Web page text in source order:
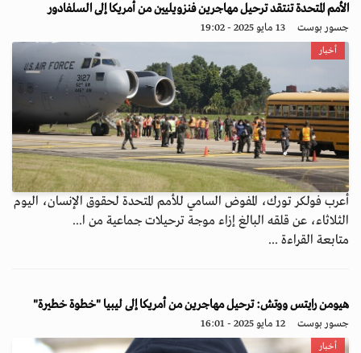
الأمم المتحدة تنتقد ترحيل مهاجرين فنزويليين من أمريكا إلى السلفادور
جسور بوست 13 مايو 2025 - 19:02
أخبار
أعرب فولكر تورك، المفوض السامي للأمم المتحدة لحقوق الإنسان، اليوم
الثلاثاء، عن قلقه البالغ إزاء موجة ترحيلات جماعية من ا...
متابعة القراءة ...
هيومن رايتس ووتش: ترحيل مهاجرين من أمريكا إلى ليبيا "خطوة خطيرة"
جسور بوست 12 مايو 2025 - 16:01
أخبار